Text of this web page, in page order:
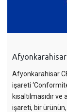
Afyonkarahisar
Afyonkarahisar
işareti
kısaltılmasıdır
işareti, bir ürünün,